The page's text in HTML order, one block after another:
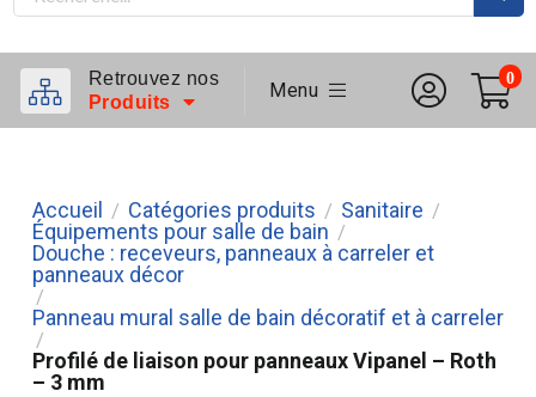
Retrouvez nos
Produits
Menu
0
Accueil / Catégories produits / Sanitaire /
Équipements pour salle de bain /
Douche : receveurs, panneaux à carreler et
panneaux décor
/
Panneau mural salle de bain décoratif et à carreler
/
Profilé de liaison pour panneaux Vipanel – Roth
– 3 mm